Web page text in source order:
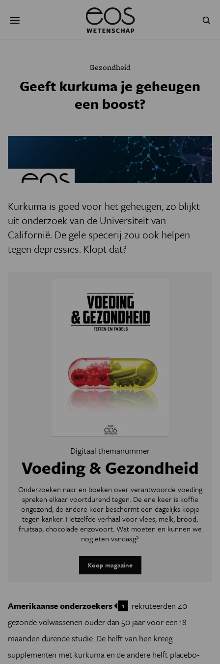
naar
NATUURWETENSCHAPPEN GESCHIEDENIS
AGENDA
JONGE UITDAGERS
Gezondheid
Geeft kurkuma je geheugen
een boost?
Kurkuma is goed voor het geheugen, zo blijkt
uit onderzoek van de Universiteit van
Californië. De gele specerij zou ook helpen
tegen depressies. Klopt dat?
Digitaal themanummer
Voeding & Gezondheid
Onderzoeken naar en boeken over verantwoorde voeding
spreken elkaar voortdurend tegen. De ene keer is koffie
ongezond, de andere keer beschermt een dagelijks kopje
tegen kanker. Hetzelfde verhaal voor vlees, melk, brood,
fruitsap, chocolade enzovoort. Wat moeten en kunnen we
nog eten vandaag?
Koop magazine
Amerikaanse onderzoekers 1
rekruteerden 40
gezonde volwassenen ouder dan 50 jaar voor een 18
maanden durende studie. De helft van hen kreeg
supplementen met kurkuma en de andere helft placebo-